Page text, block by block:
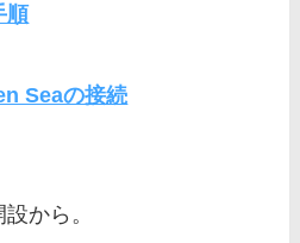
順
Seaの接続
から。